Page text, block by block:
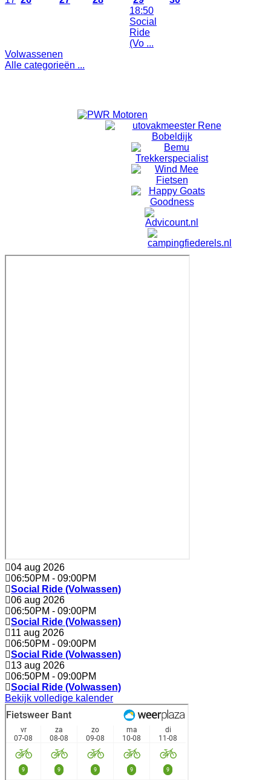
18:50
Social
Ride
(Vo ...
Volwassenen
Alle categorieën ...
04 aug 2026
06:50PM - 09:00PM
Social Ride (Volwassen)
06 aug 2026
06:50PM - 09:00PM
Social Ride (Volwassen)
11 aug 2026
06:50PM - 09:00PM
Social Ride (Volwassen)
13 aug 2026
06:50PM - 09:00PM
Social Ride (Volwassen)
Bekijk volledige kalender